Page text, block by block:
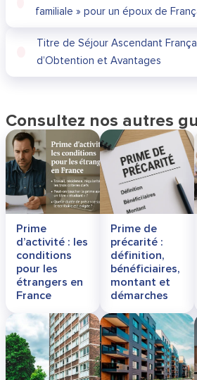
familiale » pour un époux de
Titre de Séjour Ascendant
d’Obtention et Avantages
Consultez nos autres
Prime
d’activité : les
conditions
pour les
étrangers en
France
Prime de
précarité :
définition,
bénéficiaires,
montant et
démarches